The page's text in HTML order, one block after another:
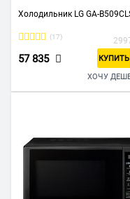
Холодильник LG GA-
(17)
57 835 КУПИТЬ
ХОЧУ